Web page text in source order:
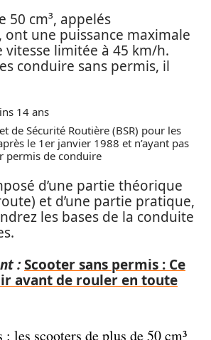
50 cm³, appelés
, ont une puissance maximale
vitesse limitée à 45 km/h.
conduire sans permis, il
14 ans
de Sécurité Routière (BSR) pour les
le 1er janvier 1988 et n’ayant pas
permis de conduire
d’une partie théorique
et d’une partie pratique,
les bases de la conduite
:Scooter sans permis : Ce
avant de rouler en toute
les scooters de plus de 50 cm³